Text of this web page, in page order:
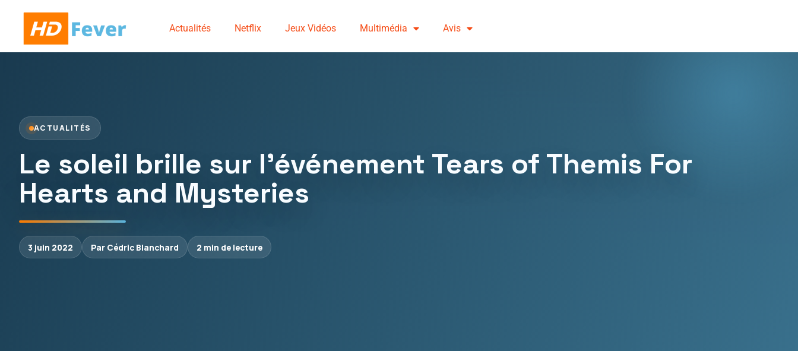
Actualités Netflix Jeux Vidéos Multimédia Avis
ACTUALITÉS
Le soleil brille sur l’événement Tears of Themis For
Hearts and Mysteries
3 juin 2022 Par Cédric Blanchard 2 min de lecture